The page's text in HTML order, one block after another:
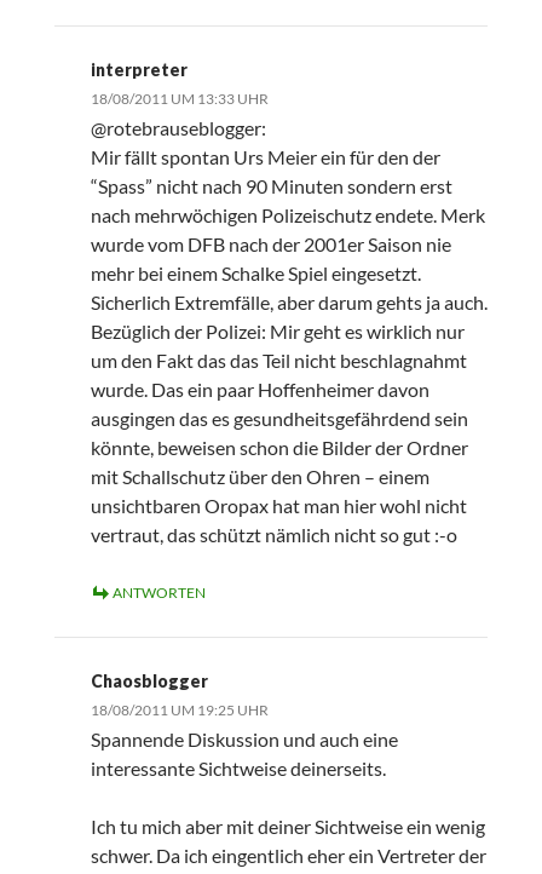
interpreter
18/08/2011 UM 13:33 UHR
@rotebrauseblogger:
Mir fällt spontan Urs Meier ein für den der
“Spass” nicht nach 90 Minuten sondern erst
nach mehrwöchigen Polizeischutz endete. Merk
wurde vom DFB nach der 2001er Saison nie
mehr bei einem Schalke Spiel eingesetzt.
Sicherlich Extremfälle, aber darum gehts ja auch.
Bezüglich der Polizei: Mir geht es wirklich nur
um den Fakt das das Teil nicht beschlagnahmt
wurde. Das ein paar Hoffenheimer davon
ausgingen das es gesundheitsgefährdend sein
könnte, beweisen schon die Bilder der Ordner
mit Schallschutz über den Ohren – einem
unsichtbaren Oropax hat man hier wohl nicht
vertraut, das schützt nämlich nicht so gut :-o
ANTWORTEN
Chaosblogger
18/08/2011 UM 19:25 UHR
Spannende Diskussion und auch eine
interessante Sichtweise deinerseits.
Ich tu mich aber mit deiner Sichtweise ein wenig
schwer. Da ich eingentlich eher ein Vertreter der